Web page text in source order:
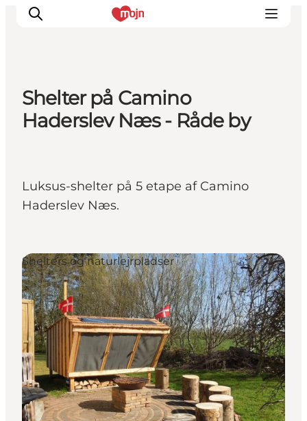
Oplevelser
Planlæg din ferie
Booking
Shelter på Camino
Haderslev Næs - Råde by
Luksus-shelter på 5 etape af Camino
Haderslev Næs.
Shelters og naturlejrpladser